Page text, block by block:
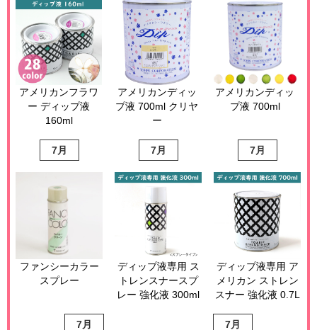
アメリカンフラワ
ー ディップ液
160ml
アメリカンディッ
プ液 700ml クリヤ
ー
アメリカンディッ
プ液 700ml
7月
ファンシーカラー
スプレー
7月
ディップ液専用 ス
トレンスナースプ
レー 強化液 300ml
7月
ディップ液専用 ア
メリカン ストレン
スナー 強化液 0.7L
7月 7月